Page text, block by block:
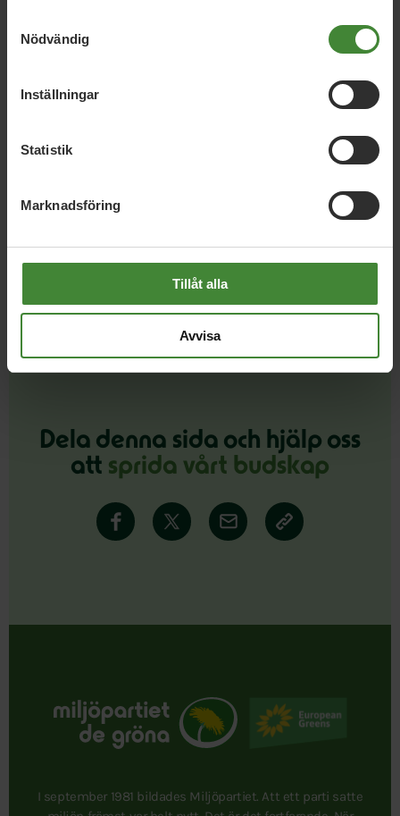
Nödvändig
Inställningar
Statistik
Marknadsföring
Tillåt alla
Avvisa
Debatt: Vi måste stärka det östgötska
Grön budget för stark nära vård, psykisk
Dela denna sida och hjälp oss
att sprida vårt budskap
I september 1981 bildades Miljöpartiet. Att ett parti satte